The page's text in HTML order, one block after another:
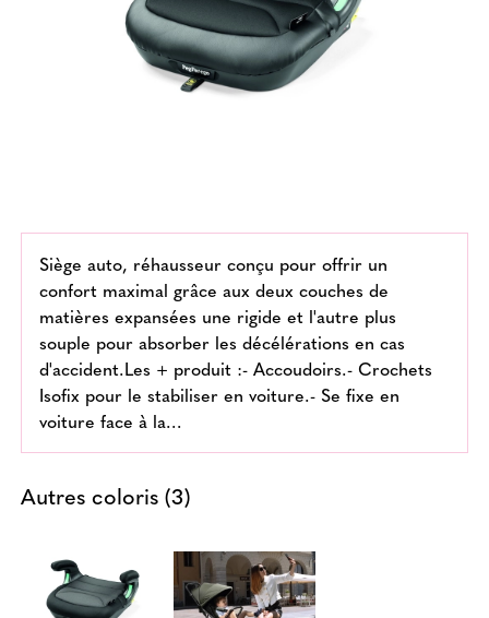
Siège auto, réhausseur conçu pour offrir un
confort maximal grâce aux deux couches de
matières expansées une rigide et l'autre plus
souple pour absorber les décélérations en cas
d'accident.Les + produit :- Accoudoirs.- Crochets
Isofix pour le stabiliser en voiture.- Se fixe en
voiture face à la…
Autres coloris (3)